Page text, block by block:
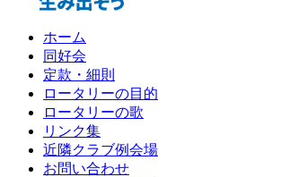
ホーム
同好会
定款・細則
ロータリーの目的
ロータリーの歌
リンク集
近隣クラブ例会場
お問い合わせ